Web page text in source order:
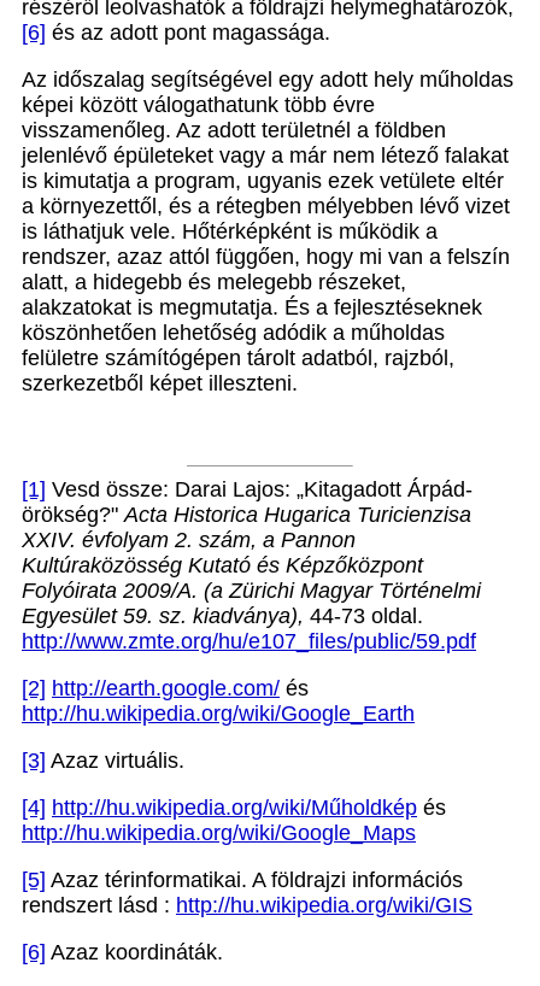
részéről leolvashatók a földrajzi helymeghatározók,
[6] és az adott pont magassága.
Az időszalag segítségével egy adott hely műholdas
képei között válogathatunk több évre
visszamenőleg. Az adott területnél a földben
jelenlévő épületeket vagy a már nem létező falakat
is kimutatja a program, ugyanis ezek vetülete eltér
a környezettől, és a rétegben mélyebben lévő vizet
is láthatjuk vele. Hőtérképként is működik a
rendszer, azaz attól függően, hogy mi van a felszín
alatt, a hidegebb és melegebb részeket,
alakzatokat is megmutatja. És a fejlesztéseknek
köszönhetően lehetőség adódik a műholdas
felületre számítógépen tárolt adatból, rajzból,
szerkezetből képet illeszteni.
[1] Vesd össze: Darai Lajos: „Kitagadott Árpád-
örökség?"Acta Historica Hugarica Turicienzisa
XXIV. évfolyam 2. szám, a Pannon
Kultúraközösség Kutató és Képzőközpont
Folyóirata 2009/A. (a Zürichi Magyar Történelmi
Egyesület 59. sz. kiadványa), 44-73 oldal.
http://www.zmte.org/hu/e107_files/public/59.pdf
[2] http://earth.google.com/ és
http://hu.wikipedia.org/wiki/Google_Earth
[3] Azaz virtuális.
[4] http://hu.wikipedia.org/wiki/Műholdkép és
http://hu.wikipedia.org/wiki/Google_Maps
[5] Azaz térinformatikai. A földrajzi információs
rendszert lásd : http://hu.wikipedia.org/wiki/GIS
[6] Azaz koordináták.